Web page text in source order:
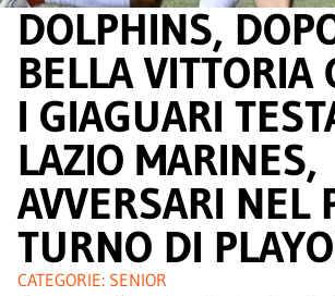
DOLPHINS,
BELLA VITTORIA
I GIAGUARI
LAZIO MARINES,
AVVERSARI NEL
TURNO DI
CATEGORIE: SENIOR